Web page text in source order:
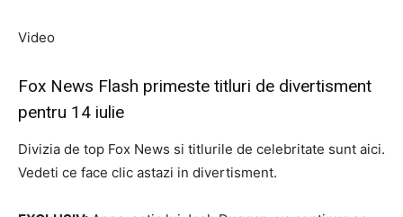
Video
Fox News Flash primeste titluri de divertisment
pentru 14 iulie
Divizia de top Fox News si titlurile de celebritate sunt aici.
Vedeti ce face clic astazi in divertisment.